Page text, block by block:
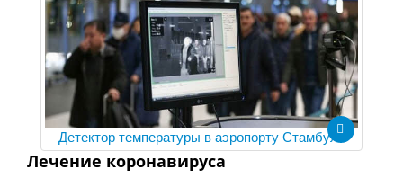
Детектор температуры в аэропорту Стамбула
Лечение коронавируса